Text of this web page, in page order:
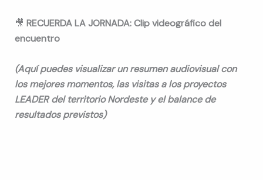
🎥 RECUERDA LA JORNADA: Clip videográfico del
encuentro
(Aquí puedes visualizar un resumen audiovisual con
los mejores momentos, las visitas a los proyectos
LEADER del territorio Nordeste y el balance de
resultados previstos)